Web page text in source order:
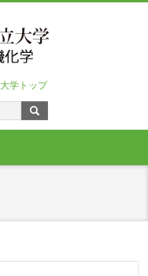
大学トップ